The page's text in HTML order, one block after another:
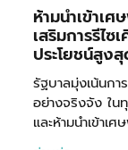
ห้ามนำเข้าเ
เสริมการรีไซ
ประโยชน์สูง
รัฐบาลมุ่งเน้นกา
อย่างจริงจัง ใ
และห้ามนำเข้าเ